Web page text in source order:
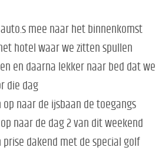
mee naar het binnenkomst
hotel waar we zitten spullen
en daarna lekker naar bed dat we
die dag
naar de ijsbaan de toegangs
naar de dag 2 van dit weekend
dakend met de special golf